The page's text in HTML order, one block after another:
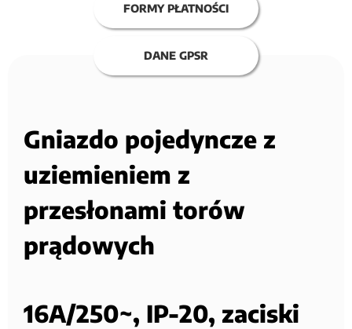
FORMY PŁATNOŚCI
DANE GPSR
Gniazdo pojedyncze z
uziemieniem z
przesłonami torów
prądowych
16A/250~, IP-20, zaciski